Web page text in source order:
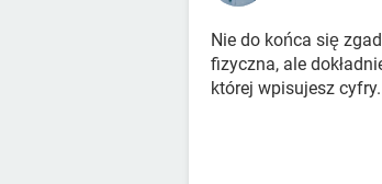
Nie do końca się
fizyczna, ale
której wpisujesz cyfry.